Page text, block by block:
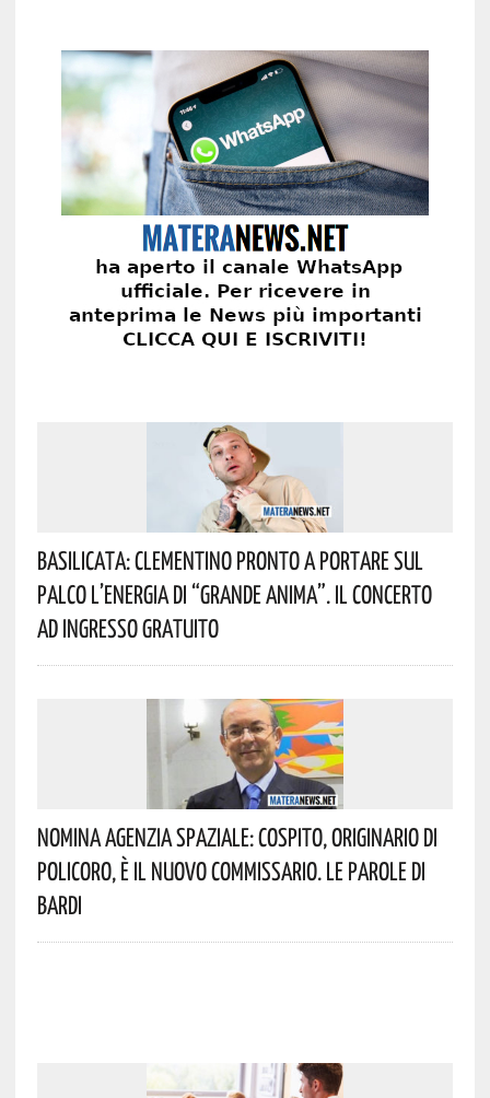
Basilicata: Clementino Pronto A Portare Sul
Palco L’energia Di “Grande Anima”. Il Concerto
Ad Ingresso Gratuito
Nomina Agenzia Spaziale: Cospito, Originario Di
Policoro, È Il Nuovo Commissario. Le Parole Di
Bardi